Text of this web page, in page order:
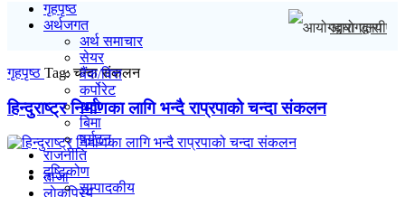
गृहपृष्ठ
अर्थजगत
अर्थ समाचार
सेयर
बैंक/वित्त
कर्पोरेट
अटो
बिमा
पर्यटन
राजनीति
दृष्टिकोण
सम्पादकीय
आयोगद्वारा
गृहपृष्ठ Tag:चन्दा संकलन
हिन्दुराष्ट्र निर्माणका लागि भन्दै राप्रपाको चन्दा संकलन
ताजा
लाेकप्रिय